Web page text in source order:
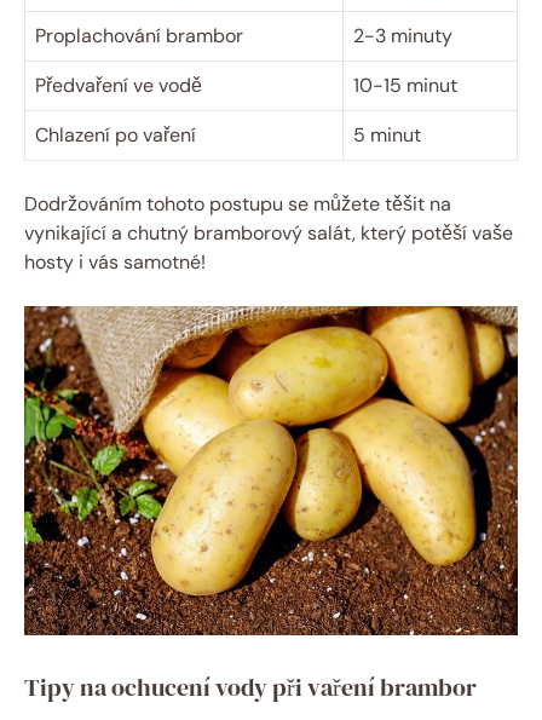
Proplachování brambor
2-3 minuty
Předvaření ve vodě
10-15 minut
Chlazení po vaření
5 minut
Dodržováním tohoto postupu se můžete těšit na
vynikající a chutný bramborový salát, který potěší vaše
hosty i vás samotné!
Tipy na ochucení vody při vaření brambor